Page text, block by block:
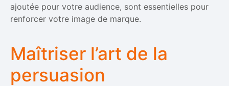
ajoutée pour votre audience, sont essentielles pour
renforcer votre image de marque.
Maîtriser l’art de la
persuasion